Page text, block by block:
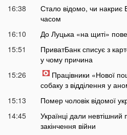
16:38
Стало відомо, чи
часом
16:10
До Луцька «на щиті»
15:51
ПриватБанк списує з
у чому причина
15:26
Працівники «Нової
собаку з відділення у
15:13
Помер чоловік відомої
14:45
Українці дали невтішний
закінчення війни